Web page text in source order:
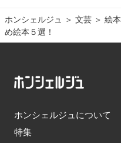
ホンシェルジュ ＞ 文芸 ＞ 絵本
め絵本５選！
ホンシェルジュについて
特集